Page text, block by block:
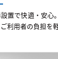
置で快適・安心
利用者の負担を